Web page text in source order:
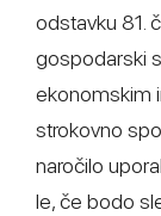
odstavku 81.
gospodarski
ekonomskim
strokovno
naročilo
le, če bodo